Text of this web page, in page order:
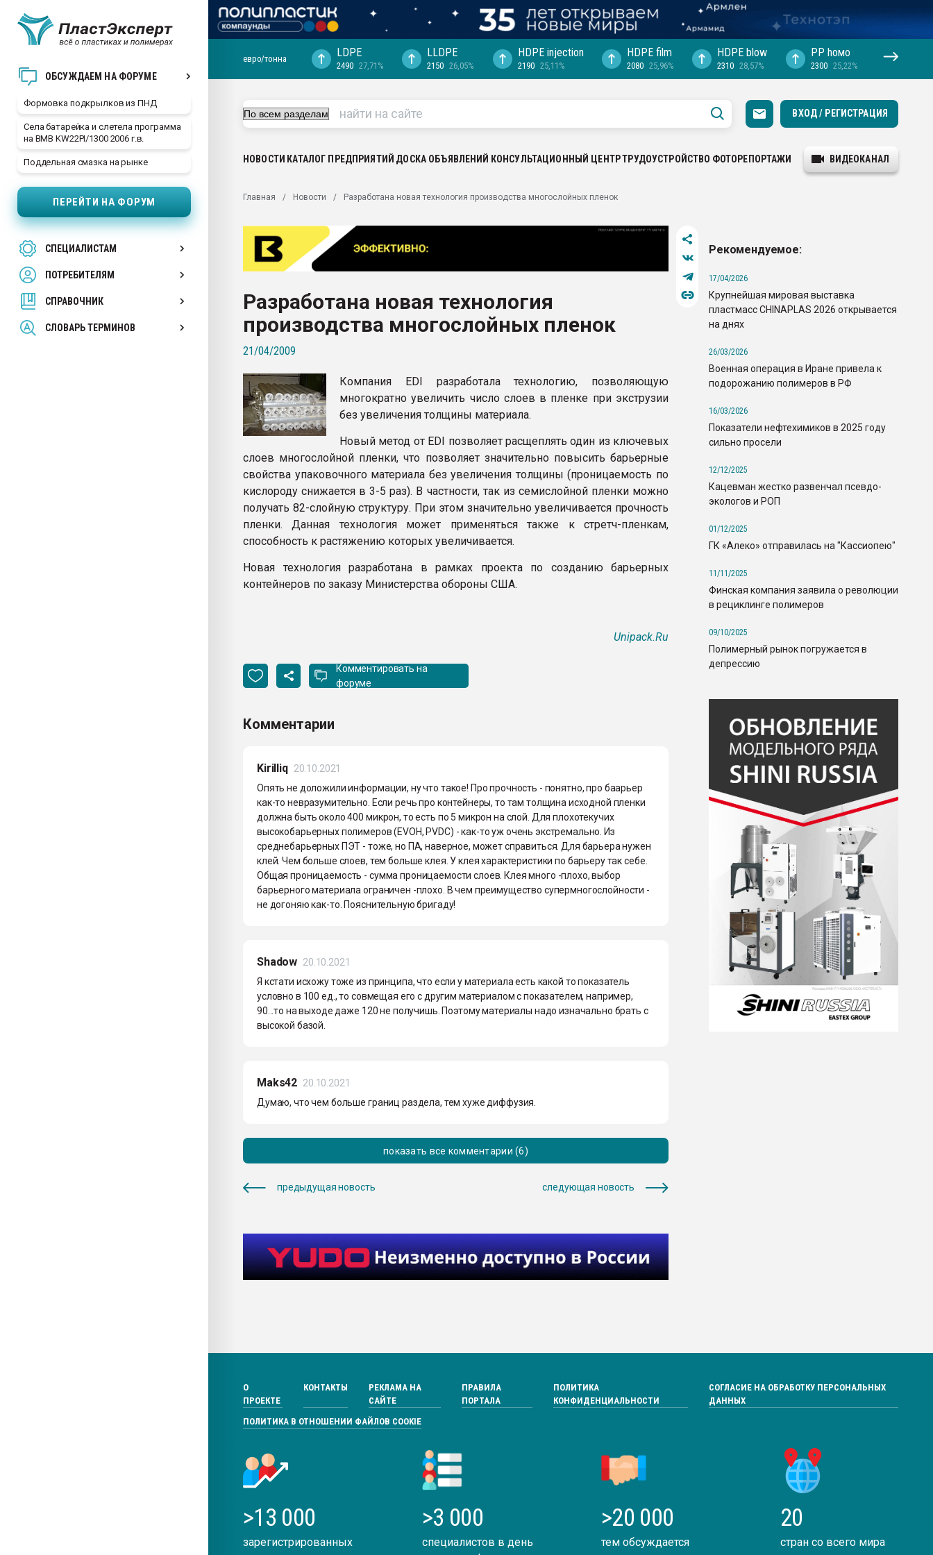
ОБСУЖДАЕМ НА ФОРУМЕ
Формовка подкрылков из ПНД
Села батарейка и слетела программа
на BMB KW22PI/1300 2006 г.в.
Поддельная смазка на рынке
ПЕРЕЙТИ НА ФОРУМ
СПЕЦИАЛИСТАМ
ПОТРЕБИТЕЛЯМ
СПРАВОЧНИК
СЛОВАРЬ ТЕРМИНОВ
29.07.2026 ФРП помог "Ижевскому
Вакуум-формовочные машины:
28.07.2026 Автоматизация выходит на
первый план в переработке
пластмасс
ситуацией на строительном рынке
Всё, что касается выдува ПЭТ
бутылок
ПЕРЕЙТИ НА ФОРУМ
евро/тонна LDPE
2490 27,71%
LLDPE
2150 26,05%
HDPE injection
2190 25,11%
HDPE film
2080 25,96%
HDPE blow
2310 28,57%
PP hомо
2300 25,22%
ВХОД / РЕГИСТРАЦИЯ
НОВОСТИ КАТАЛОГ ПРЕДПРИЯТИЙ ДОСКА ОБЪЯВЛЕНИЙ КОНСУЛЬТАЦИОННЫЙ ЦЕНТРТРУДОУСТРОЙСТВО ФОТОРЕПОРТАЖИ ВИДЕОКАНАЛ
Главная Новости Разработана новая технология производства многослойных пленок
Разработана новая технология
производства многослойных пленок
21/04/2009
Компания EDI разработала технологию, позволяющую
многократно увеличить число слоев в пленке при экструзии
без увеличения толщины материала.
Новый метод от EDI позволяет расщеплять один из ключевых
слоев многослойной пленки, что позволяет значительно повысить барьерные
свойства упаковочного материала без увеличения толщины (проницаемость по
кислороду снижается в 3-5 раз). В частности, так из семислойной пленки можно
получать 82-слойную структуру. При этом значительно увеличивается прочность
пленки. Данная технология может применяться также к стретч-пленкам,
способность к растяжению которых увеличивается.
Новая технология разработана в рамках проекта по созданию барьерных
контейнеров по заказу Министерства обороны США.
Unipack.Ru
Комментировать на
форуме
Комментарии
Kirilliq 20.10.2021
Опять не доложили информации, ну что такое! Про прочность - понятно, про баарьер
как-то невразумительно. Если речь про контейнеры, то там толщина исходной пленки
должна быть около 400 микрон, то есть по 5 микрон на слой. Для плохотекучих
высокобарьерных полимеров (EVOH, PVDC) - как-то уж очень экстремально. Из
среднебарьерных ПЭТ - тоже, но ПА, наверное, может справиться. Для барьера нужен
клей. Чем больше слоев, тем больше клея. У клея характеристики по барьеру так себе.
Общая проницаемость - сумма проницаемости слоев. Клея много -плохо, выбор
барьерного материала ограничен -плохо. В чем преимущество супермногослойности -
не догоняю как-то. Пояснительную бригаду!
Shadow 20.10.2021
Я кстати исхожу тоже из принципа, что если у материала есть какой то показатель
условно в 100 ед., то совмещая его с другим материалом с показателем, например,
90...то на выходе даже 120 не получишь. Поэтому материалы надо изначально брать с
высокой базой.
Maks42 20.10.2021
Думаю, что чем больше границ раздела, тем хуже диффузия.
показать все комментарии (6)
предыдущая новость следующая новость
Рекомендуемое:
17/04/2026
Крупнейшая мировая выставка
пластмасс CHINAPLAS 2026 открывается
на днях
26/03/2026
Военная операция в Иране привела к
подорожанию полимеров в РФ
16/03/2026
Показатели нефтехимиков в 2025 году
сильно просели
12/12/2025
Кацевман жестко развенчал псевдо-
экологов и РОП
01/12/2025
ГК «Алеко» отправилась на "Кассиопею"
11/11/2025
Финская компания заявила о революции
в рециклинге полимеров
09/10/2025
Полимерный рынок погружается в
депрессию
О
ПРОЕКТЕ
КОНТАКТЫ
РЕКЛАМА НА
САЙТЕ
ПРАВИЛА
ПОРТАЛА
ПОЛИТИКА
КОНФИДЕНЦИАЛЬНОСТИ
СОГЛАСИЕ НА ОБРАБОТКУ ПЕРСОНАЛЬНЫХ
ДАННЫХ
ПОЛИТИКА В ОТНОШЕНИИ ФАЙЛОВ COOKIE
>13 000
зарегистрированных
>3 000
специалистов в день
>20 000
тем обсуждается
20
стран со всего мира